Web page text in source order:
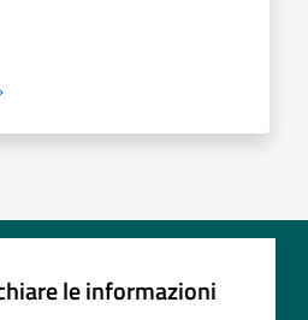
le informazioni